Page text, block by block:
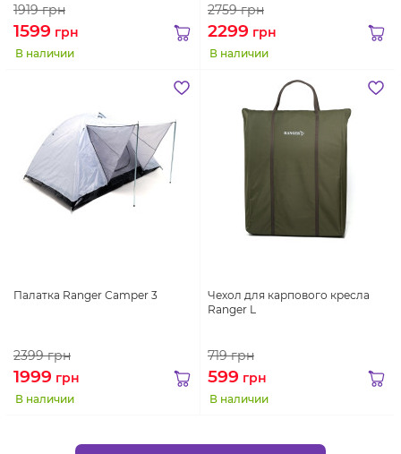
1919грн
1599 грн
В наличии
2759грн
2299 грн
В наличии
Палатка Ranger Сamper 3
2399грн
1999 грн
В наличии
Чехол для карпового кресла
Ranger L
719грн
599 грн
В наличии